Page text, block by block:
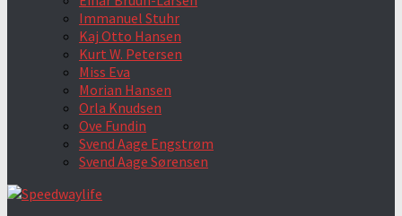
Immanuel Stuhr
Kaj Otto Hansen
Kurt W. Petersen
Miss Eva
Morian Hansen
Orla Knudsen
Ove Fundin
Svend Aage Engstrøm
Svend Aage Sørensen